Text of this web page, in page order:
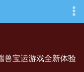
兽宝运游戏全新体验